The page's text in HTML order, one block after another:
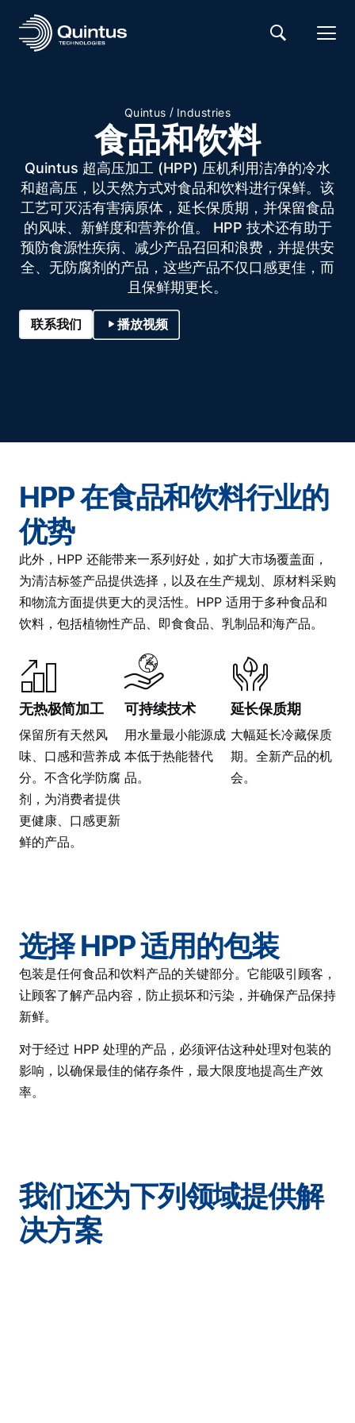
Quintus / Industries
食品和饮料
Quintus 超高压加工 (HPP) 压机利用洁净的冷水
和超高压，以天然方式对食品和饮料进行保鲜。该
工艺可灭活有害病原体，延长保质期，并保留食品
的风味、新鲜度和营养价值。 HPP 技术还有助于
预防食源性疾病、减少产品召回和浪费，并提供安
全、无防腐剂的产品，这些产品不仅口感更佳，而
且保鲜期更长。
联系我们 播放视频
HPP 在食品和饮料行业的
优势
此外，HPP 还能带来一系列好处，如扩大市场覆盖面，
为清洁标签产品提供选择，以及在生产规划、原材料采购
和物流方面提供更大的灵活性。HPP 适用于多种食品和
饮料，包括植物性产品、即食食品、乳制品和海产品。
无热极简加工
保留所有天然风
味、口感和营养成
分。不含化学防腐
剂，为消费者提供
更健康、口感更新
鲜的产品。
可持续技术
用水量最小能源成
本低于热能替代
品。
延长保质期
大幅延长冷藏保质
期。全新产品的机
会。
选择 HPP 适用的包装
包装是任何食品和饮料产品的关键部分。它能吸引顾客，
让顾客了解产品内容，防止损坏和污染，并确保产品保持
新鲜。
对于经过 HPP 处理的产品，必须评估这种处理对包装的
影响，以确保最佳的储存条件，最大限度地提高生产效
率。
我们还为下列领域提供解
决方案